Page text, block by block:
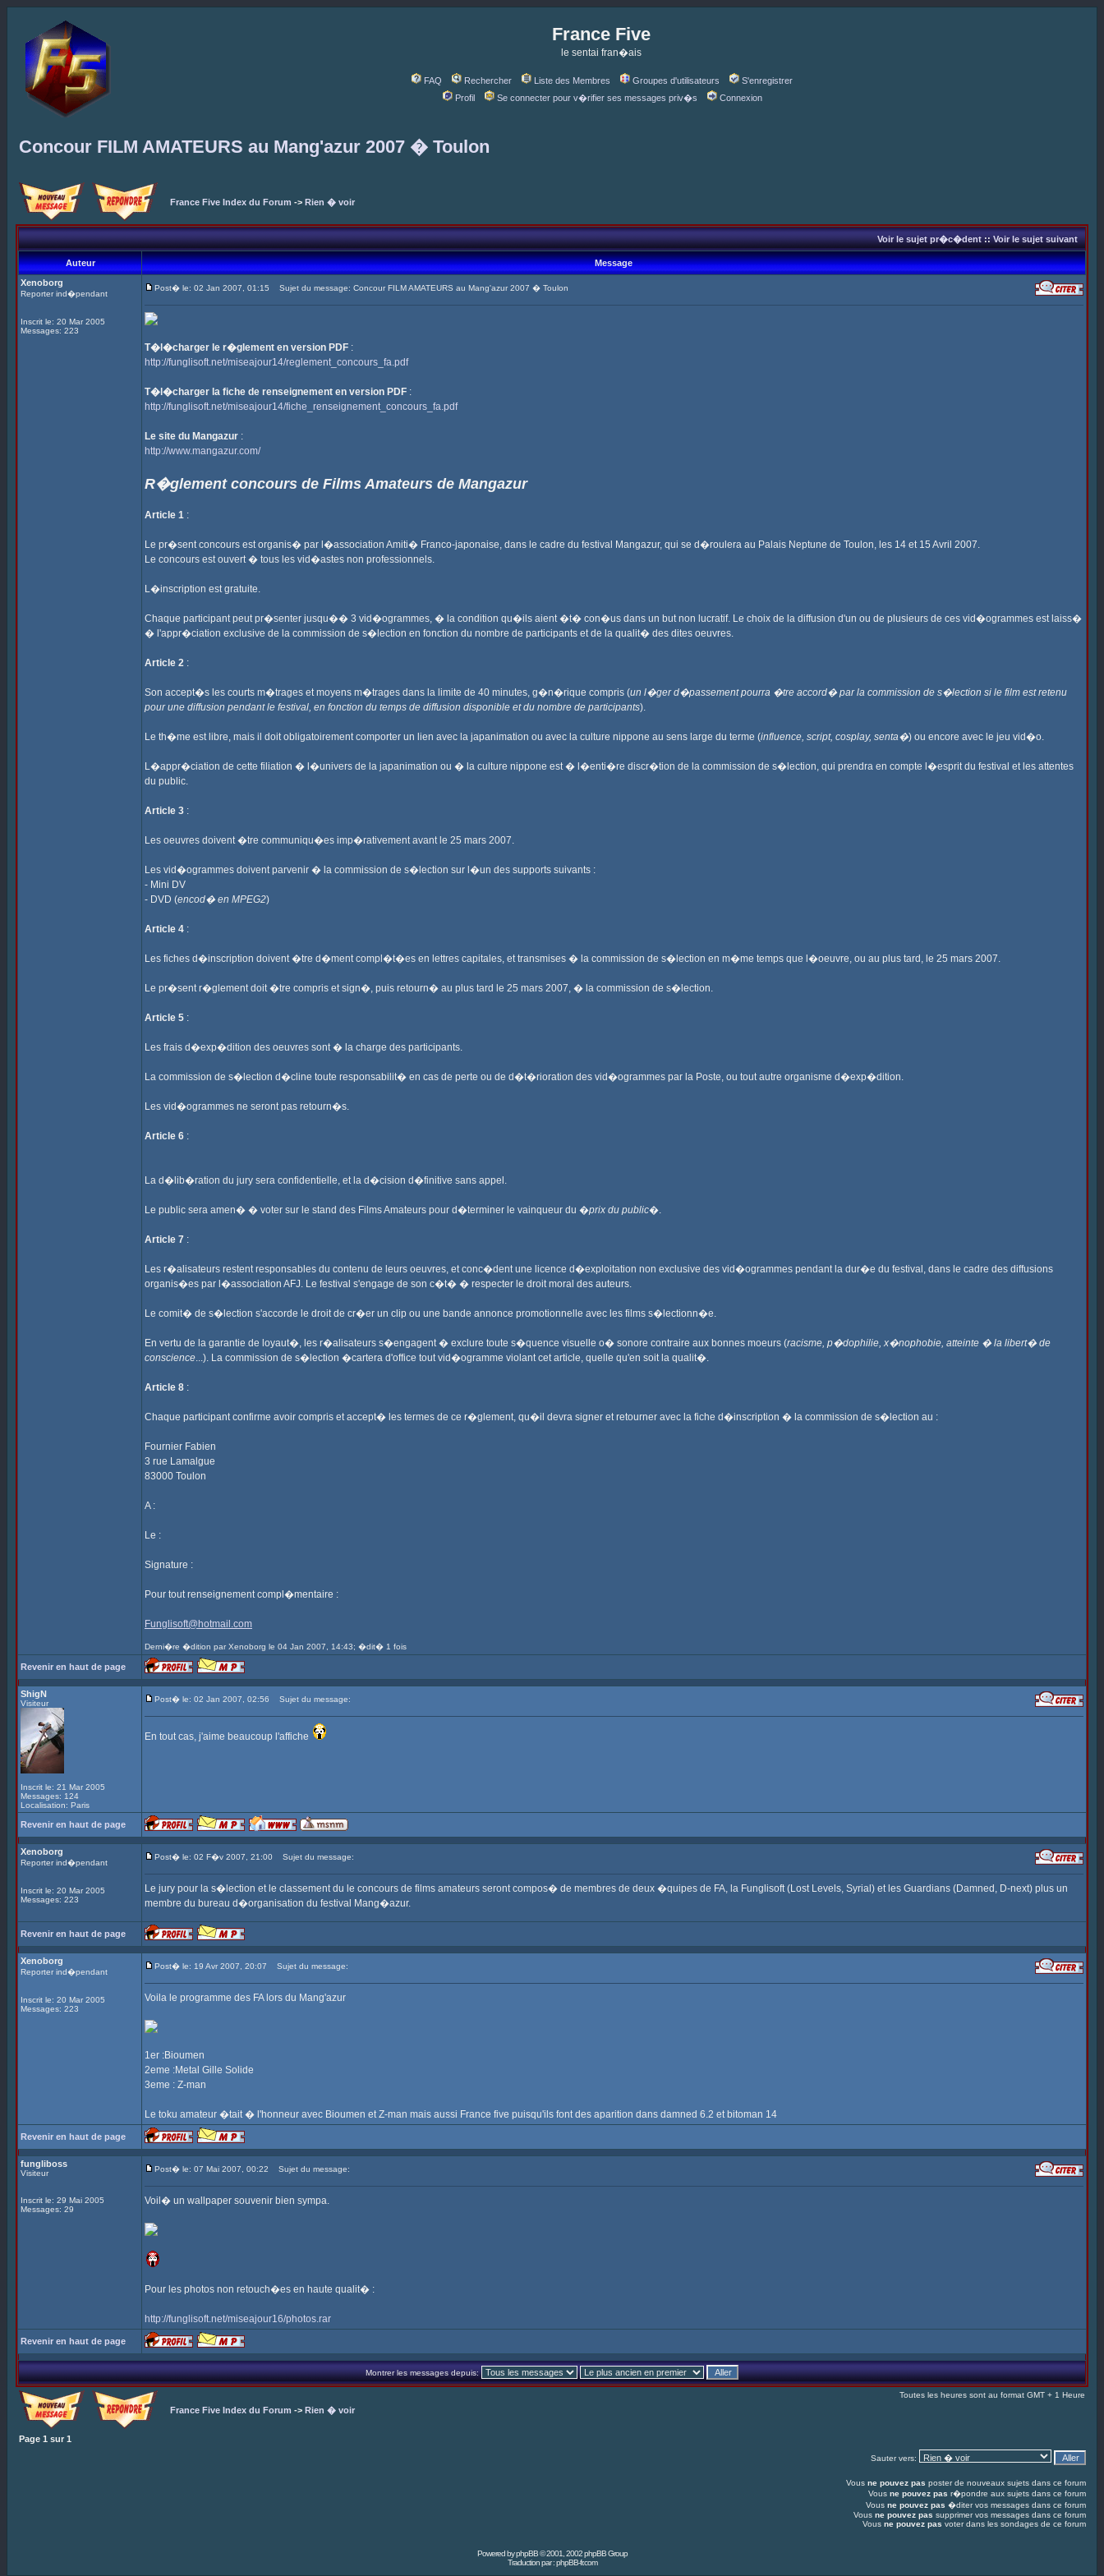
France Five
le sentai fran�ais
FAQ Rechercher Liste des Membres Groupes d'utilisateurs
S'enregistrer
Profil
Se connecter pour v�rifier ses messages priv�s Connexion
Concour FILM AMATEURS au Mang'azur 2007 � Toulon
France Five Index du Forum -> Rien � voir
Voir le sujet pr�c�dent::Voir le sujet suivant
Auteur
Message
Xenoborg
Reporter ind�pendant
Inscrit le: 20 Mar 2005
Messages: 223
Post� le: 02 Jan 2007, 01:15 Sujet du message: Concour FILM AMATEURS au Mang'azur 2007 � Toulon
T�l�charger le r�glement en version PDF :
http://funglisoft.net/miseajour14/reglement_concours_fa.pdf
T�l�charger la fiche de renseignement en version PDF :
http://funglisoft.net/miseajour14/fiche_renseignement_concours_fa.pdf
Le site du Mangazur :
http://www.mangazur.com/
R�glement concours de Films Amateurs de Mangazur
Article 1 :
Le pr�sent concours est organis� par l�association Amiti� Franco-japonaise, dans le cadre du festival Mangazur, qui se d�roulera au Palais Neptune de Toulon, les 14 et 15 Avril 2007.
Le concours est ouvert � tous les vid�astes non professionnels.
L�inscription est gratuite.
Chaque participant peut pr�senter jusqu�� 3 vid�ogrammes, � la condition qu�ils aient �t� con�us dans un but non lucratif. Le choix de la diffusion d'un ou de plusieurs de ces vid�ogrammes est laiss�
� l'appr�ciation exclusive de la commission de s�lection en fonction du nombre de participants et de la qualit� des dites oeuvres.
Article 2 :
Son accept�s les courts m�trages et moyens m�trages dans la limite de 40 minutes, g�n�rique compris (un l�ger d�passement pourra �tre accord� par la commission de s�lection si le film est retenu
pour une diffusion pendant le festival, en fonction du temps de diffusion disponible et du nombre de participants).
Le th�me est libre, mais il doit obligatoirement comporter un lien avec la japanimation ou avec la culture nippone au sens large du terme (influence, script, cosplay, senta�) ou encore avec le jeu vid�o.
L�appr�ciation de cette filiation � l�univers de la japanimation ou � la culture nippone est � l�enti�re discr�tion de la commission de s�lection, qui prendra en compte l�esprit du festival et les attentes
du public.
Article 3 :
Les oeuvres doivent �tre communiqu�es imp�rativement avant le 25 mars 2007.
Les vid�ogrammes doivent parvenir � la commission de s�lection sur l�un des supports suivants :
- Mini DV
- DVD (encod� en MPEG2)
Article 4 :
Les fiches d�inscription doivent �tre d�ment compl�t�es en lettres capitales, et transmises � la commission de s�lection en m�me temps que l�oeuvre, ou au plus tard, le 25 mars 2007.
Le pr�sent r�glement doit �tre compris et sign�, puis retourn� au plus tard le 25 mars 2007, � la commission de s�lection.
Article 5 :
Les frais d�exp�dition des oeuvres sont � la charge des participants.
La commission de s�lection d�cline toute responsabilit� en cas de perte ou de d�t�rioration des vid�ogrammes par la Poste, ou tout autre organisme d�exp�dition.
Les vid�ogrammes ne seront pas retourn�s.
Article 6 :
La d�lib�ration du jury sera confidentielle, et la d�cision d�finitive sans appel.
Le public sera amen� � voter sur le stand des Films Amateurs pour d�terminer le vainqueur du �prix du public�.
Article 7 :
Les r�alisateurs restent responsables du contenu de leurs oeuvres, et conc�dent une licence d�exploitation non exclusive des vid�ogrammes pendant la dur�e du festival, dans le cadre des diffusions
organis�es par l�association AFJ. Le festival s'engage de son c�t� � respecter le droit moral des auteurs.
Le comit� de s�lection s'accorde le droit de cr�er un clip ou une bande annonce promotionnelle avec les films s�lectionn�e.
En vertu de la garantie de loyaut�, les r�alisateurs s�engagent � exclure toute s�quence visuelle o� sonore contraire aux bonnes moeurs (racisme, p�dophilie, x�nophobie, atteinte � la libert� de
conscience...). La commission de s�lection �cartera d'office tout vid�ogramme violant cet article, quelle qu'en soit la qualit�.
Article 8 :
Chaque participant confirme avoir compris et accept� les termes de ce r�glement, qu�il devra signer et retourner avec la fiche d�inscription � la commission de s�lection au :
Fournier Fabien
3 rue Lamalgue
83000 Toulon
A :
Le :
Signature :
Pour tout renseignement compl�mentaire :
Funglisoft@hotmail.com
Derni�re �dition par Xenoborg le 04 Jan 2007, 14:43; �dit� 1 fois
Revenir en haut de page
ShigN
Visiteur
Inscrit le: 21 Mar 2005
Messages: 124
Localisation: Paris
Post� le: 02 Jan 2007, 02:56 Sujet du message:
En tout cas, j'aime beaucoup l'affiche
Revenir en haut de page
Xenoborg
Reporter ind�pendant
Inscrit le: 20 Mar 2005
Messages: 223
Post� le: 02 F�v 2007, 21:00 Sujet du message:
Le jury pour la s�lection et le classement du le concours de films amateurs seront compos� de membres de deux �quipes de FA, la Funglisoft (Lost Levels, Syrial) et les Guardians (Damned, D-next) plus un
membre du bureau d�organisation du festival Mang�azur.
Revenir en haut de page
Xenoborg
Reporter ind�pendant
Inscrit le: 20 Mar 2005
Messages: 223
Post� le: 19 Avr 2007, 20:07 Sujet du message:
Voila le programme des FA lors du Mang'azur
1er :Bioumen
2eme :Metal Gille Solide
3eme : Z-man
Le toku amateur �tait � l'honneur avec Bioumen et Z-man mais aussi France five puisqu'ils font des aparition dans damned 6.2 et bitoman 14
Revenir en haut de page
fungliboss
Visiteur
Inscrit le: 29 Mai 2005
Messages: 29
Post� le: 07 Mai 2007, 00:22 Sujet du message:
Voil� un wallpaper souvenir bien sympa.
Pour les photos non retouch�es en haute qualit� :
http://funglisoft.net/miseajour16/photos.rar
Revenir en haut de page
Montrer les messages depuis:
France Five Index du Forum -> Rien � voir
Toutes les heures sont au format GMT + 1 Heure
Page 1 sur 1
Sauter vers:
Vous ne pouvez pas poster de nouveaux sujets dans ce forum
Vous ne pouvez pas r�pondre aux sujets dans ce forum
Vous ne pouvez pas �diter vos messages dans ce forum
Vous ne pouvez pas supprimer vos messages dans ce forum
Vous ne pouvez pas voter dans les sondages de ce forum
Powered byphpBB© 2001, 2002 phpBB Group
Traduction par :phpBB-fr.com